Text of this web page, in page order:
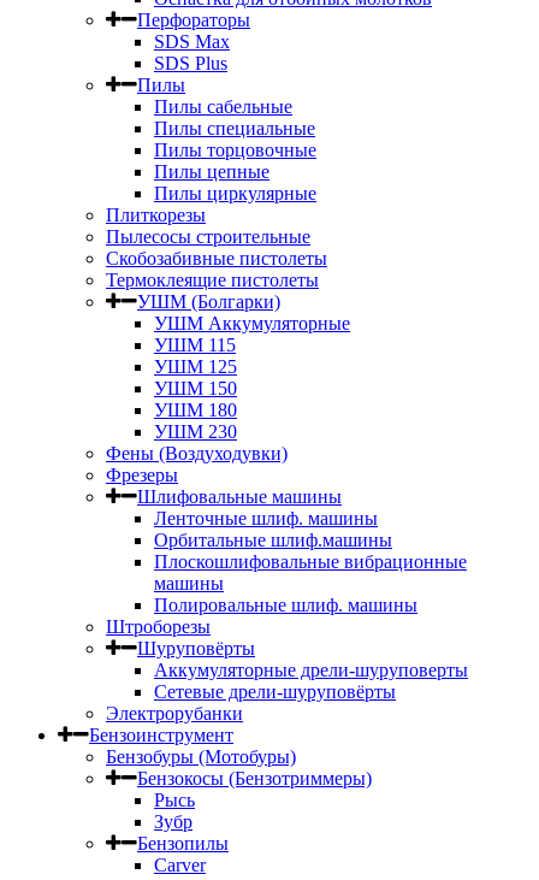
Перфораторы
SDS Max
SDS Plus
Пилы
Пилы сабельные
Пилы специальные
Пилы торцовочные
Пилы цепные
Пилы циркулярные
Плиткорезы
Пылесосы строительные
Скобозабивные пистолеты
Термоклеящие пистолеты
УШМ (Болгарки)
УШМ Аккумуляторные
УШМ 115
УШМ 125
УШМ 150
УШМ 180
УШМ 230
Фены (Воздуходувки)
Фрезеры
Шлифовальные машины
Ленточные шлиф. машины
Орбитальные шлиф.машины
Плоскошлифовальные вибрационные
машины
Полировальные шлиф. машины
Штроборезы
Шуруповёрты
Аккумуляторные дрели-шуруповерты
Сетевые дрели-шуруповёрты
Электрорубанки
Бензоинструмент
Бензобуры (Мотобуры)
Бензокосы (Бензотриммеры)
Рысь
Зубр
Бензопилы
Carver